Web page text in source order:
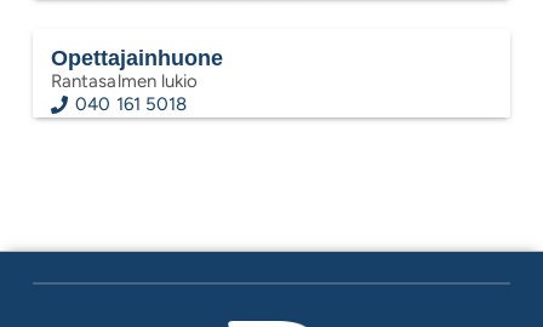
Opettajainhuone
Rantasalmen lukio
040 161 5018